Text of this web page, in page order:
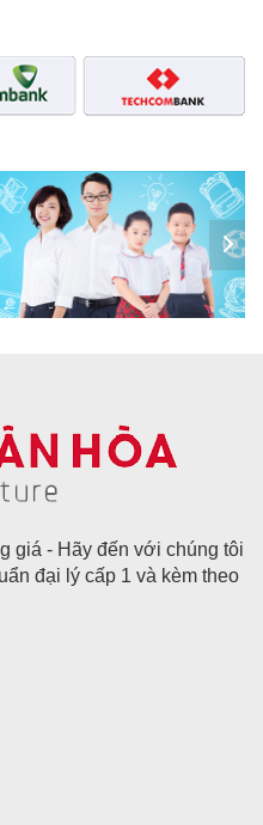
giá - Hãy đến với chúng tôi
đại lý cấp 1 và kèm theo